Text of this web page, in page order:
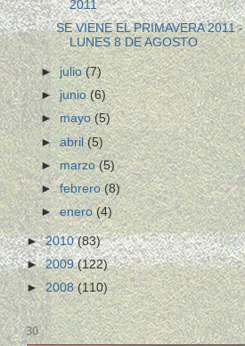
2011
SE VIENE EL PRIMAVERA 2011 -
LUNES 8 DE AGOSTO
►julio(7)
►junio(6)
► mayo(5)
►abril(5)
►marzo(5)
►febrero(8)
►enero(4)
►2010(83)
►2009(122)
►2008(110)
30